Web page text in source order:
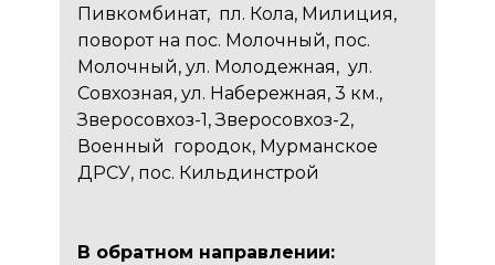
Пивкомбинат, пл. Кола, Милиция,
поворот на пос. Молочный, пос.
Молочный, ул. Молодежная, ул.
Совхозная, ул. Набережная, 3 км.,
Зверосовхоз-1, Зверосовхоз-2,
Военный городок, Мурманское
ДРСУ, пос. Кильдинстрой
В обратном направлении: